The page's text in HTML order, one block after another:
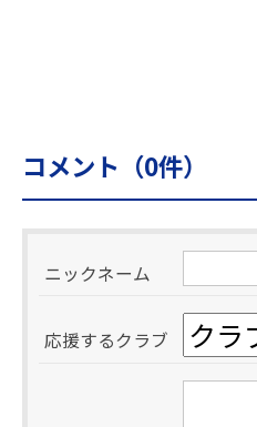
コメント（0件）
ニックネーム
応援するクラブ